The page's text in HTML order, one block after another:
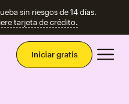
sin riesgos de 14 días.
tarjeta de crédito.
Iniciar gratis